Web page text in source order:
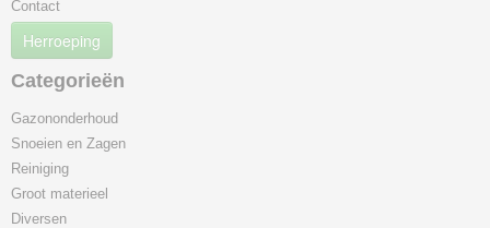
Contact
Herroeping
Categorieën
Gazononderhoud
Snoeien en Zagen
Reiniging
Groot materieel
Diversen